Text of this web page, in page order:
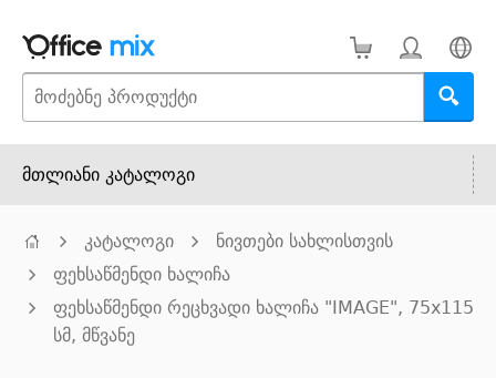
მთლიანი კატალოგი
კატალოგი
ნივთები სახლისთვის
ფეხსაწმენდი ხალიჩა
ფეხსაწმენდი რეცხვადი ხალიჩა "IMAGE", 75x115
სმ, მწვანე